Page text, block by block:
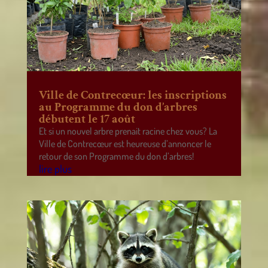
Ville de Contrecœur: les inscriptions
au Programme du don d’arbres
débutent le 17 août
Et si un nouvel arbre prenait racine chez vous? La
Ville de Contrecœur est heureuse d’annoncer le
retour de son Programme du don d’arbres!
lire plus